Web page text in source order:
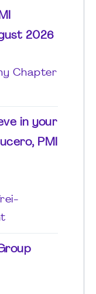
2026
Chapter
in your
PMI